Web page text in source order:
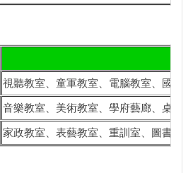
視聽教室、童軍教室、電腦教室、國際
音樂教室、美術教室、學府藝廊、桌球
家政教室、表藝教室、重訓室、圖書館